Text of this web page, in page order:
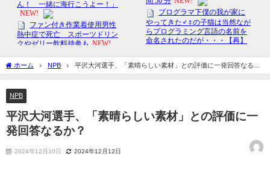
ホーム NPB
平沢大河選手、「素晴らしい素材」との評価に一発回答なる
か？
NPB
平沢大河選手、「素晴らしい素材」との評価に一
発回答なるか？
2024年12月10日 2024年12月12日